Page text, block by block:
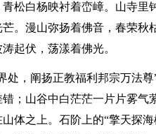
松白杨映衬着峦嶂。山寺
。漫山弥扬着佛音，春荣
起伏，荡漾着佛光。
，阐扬正教福利邦宗万法尊
；山谷中白茫茫一片片雾
体之上。石阶上的“擎天探